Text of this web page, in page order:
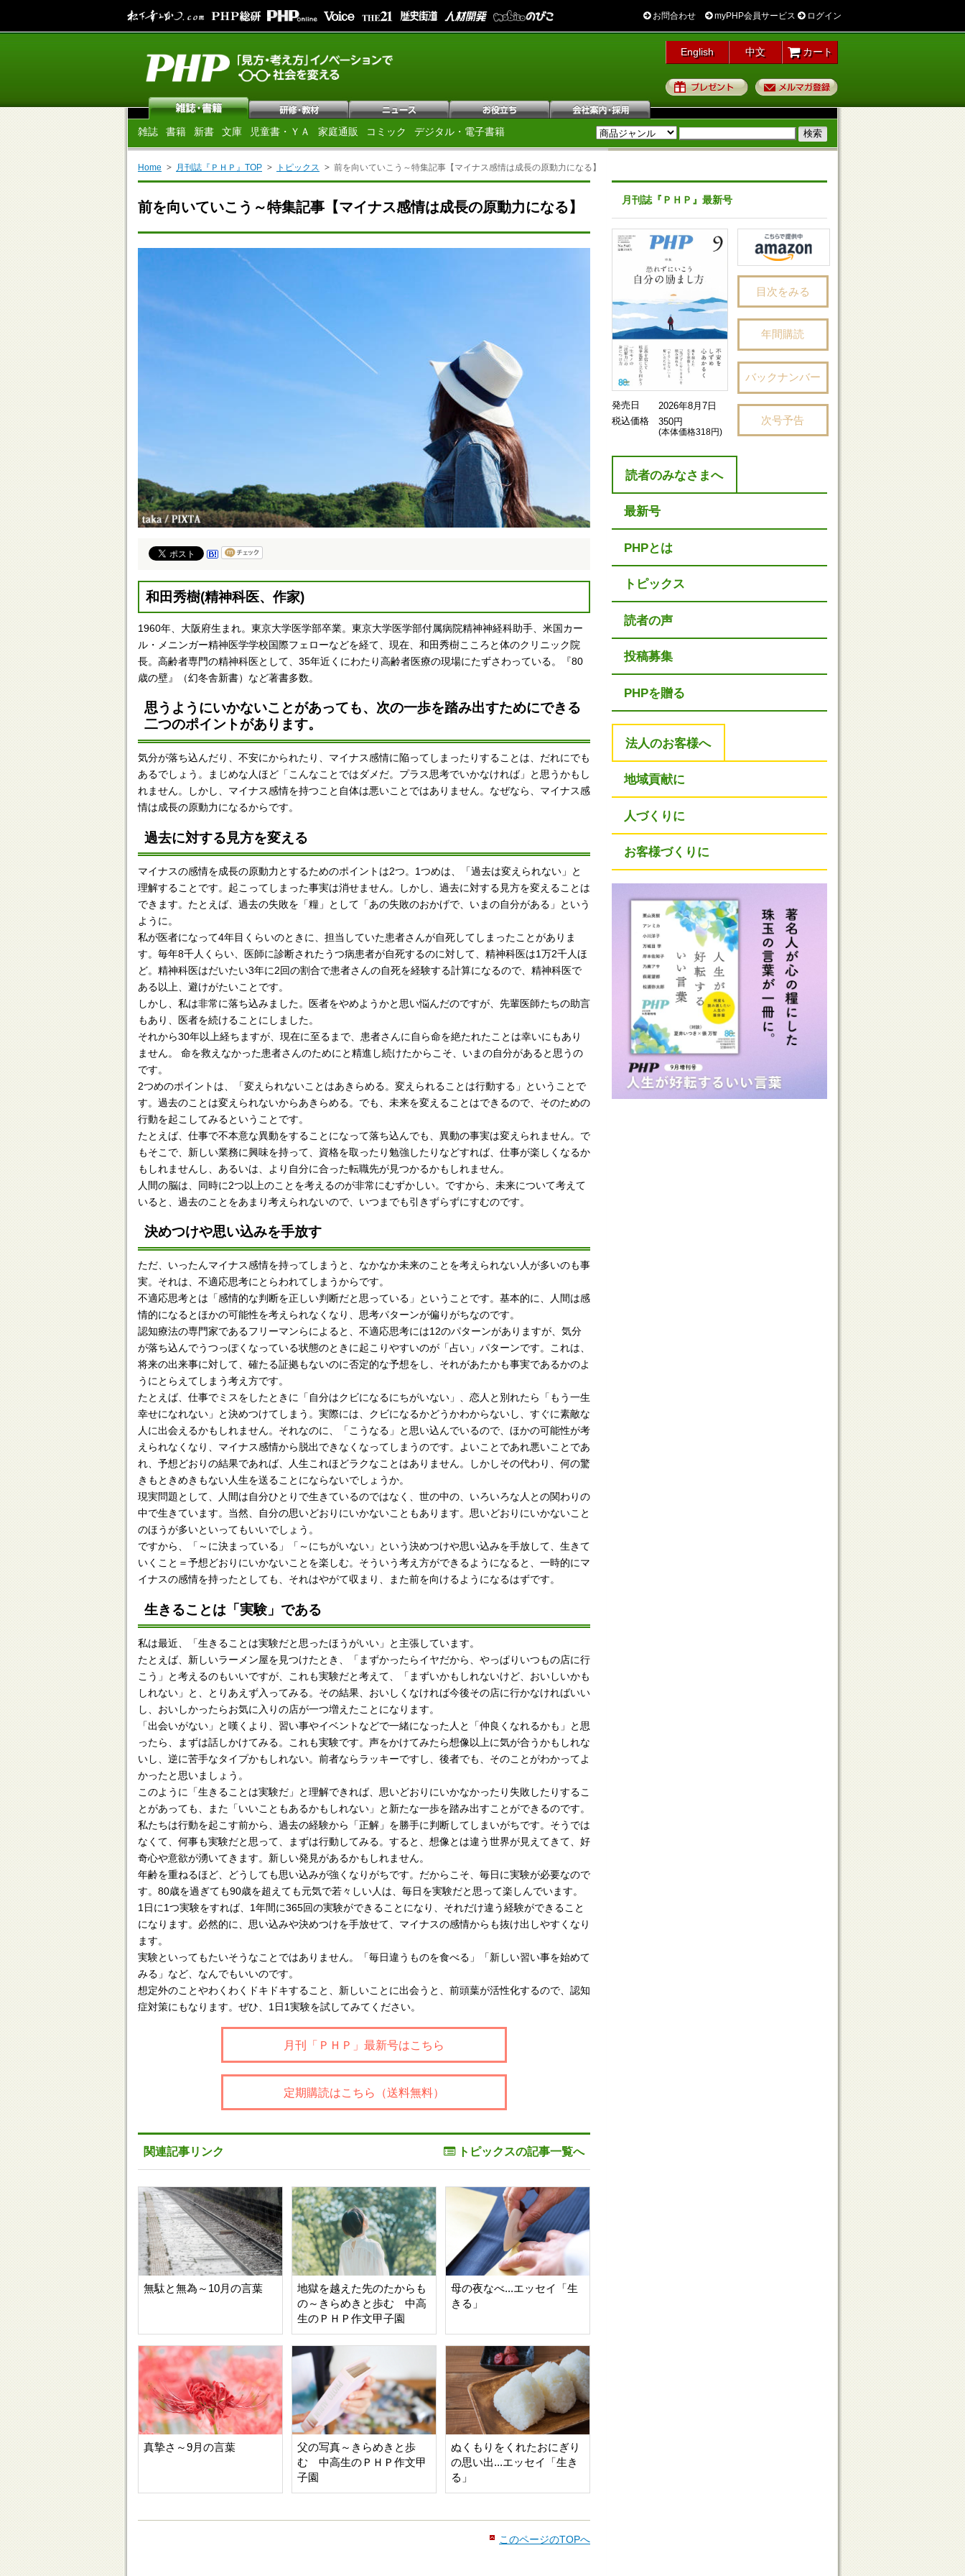
お問合わせ myPHP会員サービス ログイン
English 中文 カート
プレゼント
雑誌 書籍 新書 文庫 児童書・ＹＡ 家庭通販 コミック デジタル・電子書籍
Home 月刊誌『ＰＨＰ』TOP トピックス 前を向いていこう～特集記事【マイナス感情は成長の原動力になる】
前を向いていこう～特集記事【マイナス感情は成長の原動力になる】
和田秀樹(精神科医、作家)
1960年、大阪府生まれ。東京大学医学部卒業。東京大学医学部付属病院精神神経科助手、米国カー
ル・メニンガー精神医学学校国際フェローなどを経て、現在、和田秀樹こころと体のクリニック院
長。高齢者専門の精神科医として、35年近くにわたり高齢者医療の現場にたずさわっている。『80
歳の壁』（幻冬舎新書）など著書多数。
思うようにいかないことがあっても、次の一歩を踏み出すためにできる
二つのポイントがあります。
気分が落ち込んだり、不安にかられたり、マイナス感情に陥ってしまったりすることは、だれにでも
あるでしょう。まじめな人ほど「こんなことではダメだ。プラス思考でいかなければ」と思うかもし
れません。しかし、マイナス感情を持つこと自体は悪いことではありません。なぜなら、マイナス感
情は成長の原動力になるからです。
過去に対する見方を変える
マイナスの感情を成長の原動力とするためのポイントは2つ。1つめは、「過去は変えられない」と
理解することです。起こってしまった事実は消せません。しかし、過去に対する見方を変えることは
できます。たとえば、過去の失敗を「糧」として「あの失敗のおかげで、いまの自分がある」という
ように。
私が医者になって4年目くらいのときに、担当していた患者さんが自死してしまったことがありま
す。毎年8千人くらい、医師に診断されたうつ病患者が自死するのに対して、精神科医は1万2千人ほ
ど。精神科医はだいたい3年に2回の割合で患者さんの自死を経験する計算になるので、精神科医で
ある以上、避けがたいことです。
しかし、私は非常に落ち込みました。医者をやめようかと思い悩んだのですが、先輩医師たちの助言
もあり、医者を続けることにしました。
それから30年以上経ちますが、現在に至るまで、患者さんに自ら命を絶たれたことは幸いにもあり
ません。 命を救えなかった患者さんのためにと精進し続けたからこそ、いまの自分があると思うの
です。
2つめのポイントは、「変えられないことはあきらめる。変えられることは行動する」ということで
す。過去のことは変えられないからあきらめる。でも、未来を変えることはできるので、そのための
行動を起こしてみるということです。
たとえば、仕事で不本意な異動をすることになって落ち込んでも、異動の事実は変えられません。で
もそこで、新しい業務に興味を持って、資格を取ったり勉強したりなどすれば、仕事が楽しくなるか
もしれませんし、あるいは、より自分に合った転職先が見つかるかもしれません。
人間の脳は、同時に2つ以上のことを考えるのが非常にむずかしい。ですから、未来について考えて
いると、過去のことをあまり考えられないので、いつまでも引きずらずにすむのです。
決めつけや思い込みを手放す
ただ、いったんマイナス感情を持ってしまうと、なかなか未来のことを考えられない人が多いのも事
実。それは、不適応思考にとらわれてしまうからです。
不適応思考とは「感情的な判断を正しい判断だと思っている」ということです。基本的に、人間は感
情的になるとほかの可能性を考えられなくなり、思考パターンが偏りがちなのです。
認知療法の専門家であるフリーマンらによると、不適応思考には12のパターンがありますが、気分
が落ち込んでうつっぽくなっている状態のときに起こりやすいのが「占い」パターンです。これは、
将来の出来事に対して、確たる証拠もないのに否定的な予想をし、それがあたかも事実であるかのよ
うにとらえてしまう考え方です。
たとえば、仕事でミスをしたときに「自分はクビになるにちがいない」、恋人と別れたら「もう一生
幸せになれない」と決めつけてしまう。実際には、クビになるかどうかわからないし、すぐに素敵な
人に出会えるかもしれません。それなのに、「こうなる」と思い込んでいるので、ほかの可能性が考
えられなくなり、マイナス感情から脱出できなくなってしまうのです。よいことであれ悪いことであ
れ、予想どおりの結果であれば、人生これほどラクなことはありません。しかしその代わり、何の驚
きもときめきもない人生を送ることにならないでしょうか。
現実問題として、人間は自分ひとりで生きているのではなく、世の中の、いろいろな人との関わりの
中で生きています。当然、自分の思いどおりにいかないこともあります。思いどおりにいかないこと
のほうが多いといってもいいでしょう。
ですから、「～に決まっている」「～にちがいない」という決めつけや思い込みを手放して、生きて
いくこと＝予想どおりにいかないことを楽しむ。そういう考え方ができるようになると、一時的にマ
イナスの感情を持ったとしても、それはやがて収まり、また前を向けるようになるはずです。
生きることは「実験」である
私は最近、「生きることは実験だと思ったほうがいい」と主張しています。
たとえば、新しいラーメン屋を見つけたとき、「まずかったらイヤだから、やっぱりいつもの店に行
こう」と考えるのもいいですが、これも実験だと考えて、「まずいかもしれないけど、おいしいかも
しれない」と、とりあえず入ってみる。その結果、おいしくなければ今後その店に行かなければいい
し、おいしかったらお気に入りの店が一つ増えたことになります。
「出会いがない」と嘆くより、習い事やイベントなどで一緒になった人と「仲良くなれるかも」と思
ったら、まずは話しかけてみる。これも実験です。声をかけてみたら想像以上に気が合うかもしれな
いし、逆に苦手なタイプかもしれない。前者ならラッキーですし、後者でも、そのことがわかってよ
かったと思いましょう。
このように「生きることは実験だ」と理解できれば、思いどおりにいかなかったり失敗したりするこ
とがあっても、また「いいこともあるかもしれない」と新たな一歩を踏み出すことができるのです。
私たちは行動を起こす前から、過去の経験から「正解」を勝手に判断してしまいがちです。そうでは
なくて、何事も実験だと思って、まずは行動してみる。すると、想像とは違う世界が見えてきて、好
奇心や意欲が湧いてきます。新しい発見があるかもしれません。
年齢を重ねるほど、どうしても思い込みが強くなりがちです。だからこそ、毎日に実験が必要なので
す。80歳を過ぎても90歳を超えても元気で若々しい人は、毎日を実験だと思って楽しんでいます。
1日に1つ実験をすれば、1年間に365回の実験ができることになり、それだけ違う経験ができること
になります。必然的に、思い込みや決めつけを手放せて、マイナスの感情からも抜け出しやすくなり
ます。
実験といってもたいそうなことではありません。「毎日違うものを食べる」「新しい習い事を始めて
みる」など、なんでもいいのです。
想定外のことやわくわくドキドキすること、新しいことに出会うと、前頭葉が活性化するので、認知
症対策にもなります。ぜひ、1日1実験を試してみてください。
月刊「ＰＨＰ」最新号はこちら
定期購読はこちら（送料無料）
関連記事リンク トピックスの記事一覧へ
無駄と無為～10月の言葉
地獄を越えた先のたからも
の～きらめきと歩む 中高
生のＰＨＰ作文甲子園
母の夜なべ...エッセイ「生
きる」
真摯さ～9月の言葉
父の写真～きらめきと歩
む 中高生のＰＨＰ作文甲
子園
ぬくもりをくれたおにぎり
の思い出...エッセイ「生き
る」
このページのTOPへ
月刊誌『ＰＨＰ』最新号
発売日
2026年8月7日
税込価格
350円
(本体価格318円)
目次をみる
年間購読
バックナンバー
次号予告
読者のみなさまへ
最新号
PHPとは
トピックス
読者の声
投稿募集
PHPを贈る
法人のお客様へ
地域貢献に
人づくりに
お客様づくりに